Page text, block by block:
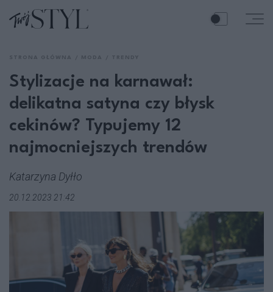
Stylizacje na karnawał:
delikatna satyna czy błysk
cekinów? Typujemy 12
najmocniejszych trendów
Katarzyna Dyłło
20.12.2023 21:42